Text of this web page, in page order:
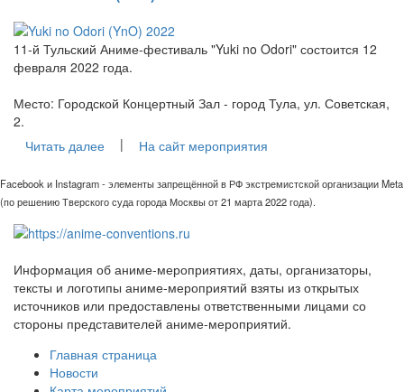
11-й Тульский Аниме-фестиваль "Yuki no Odori" состоится 12
февраля 2022 года.
Место: Городской Концертный Зал - город Тула, ул. Советская,
2.
Читать далее
| На сайт мероприятия
Facebook и Instagram - элементы запрещённой в РФ экстремистской организации Meta
(по решению Тверского суда города Москвы от 21 марта 2022 года).
Информация об аниме-мероприятиях, даты, организаторы,
тексты и логотипы аниме-мероприятий взяты из открытых
источников или предоставлены ответственными лицами со
стороны представителей аниме-мероприятий.
Главная страница
Новости